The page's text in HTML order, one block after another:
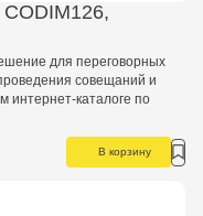
для переговорных
совещаний и
интернет-каталоге по
В корзину